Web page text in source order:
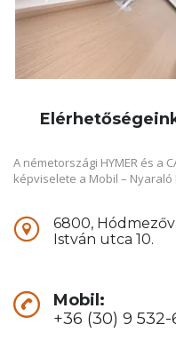
A németországi HYMER és a
képviselete a Mobil – Nyaraló
6800,
István utca 10.
Mobil:
+36 (30) 9